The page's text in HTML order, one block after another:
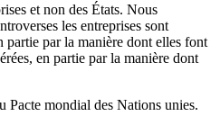
et non des États. Nous
les entreprises sont
partie par la manière dont elles font
en partie par la manière dont
Pacte mondial des Nations unies.